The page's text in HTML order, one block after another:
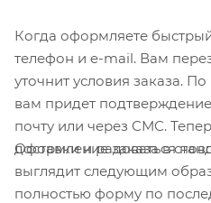
Когда оформляете
телефон и e-mail. Вам
уточнит условия заказа.
вам придет
почту или через СМС.
доставки и радоваться
Оформление заказа в
выглядит следующим
полностью форму по